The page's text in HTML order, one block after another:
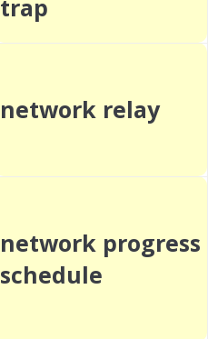
trap
network relay
network progress
schedule